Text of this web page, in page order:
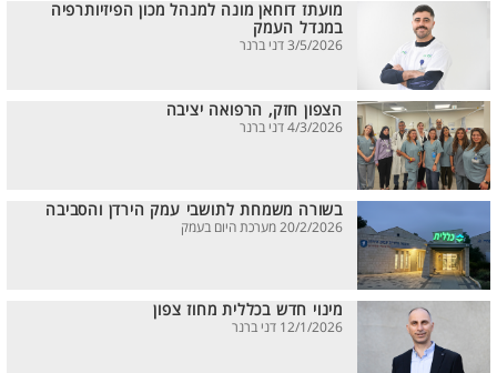
מועתז דוחאן מונה למנהל מכון הפיזיותרפיה
במגדל העמק
3/5/2026 דני ברנר
הצפון חזק, הרפואה יציבה
4/3/2026 דני ברנר
בשורה משמחת לתושבי עמק הירדן והסביבה
20/2/2026 מערכת היום בעמק
מינוי חדש בכללית מחוז צפון
12/1/2026 דני ברנר